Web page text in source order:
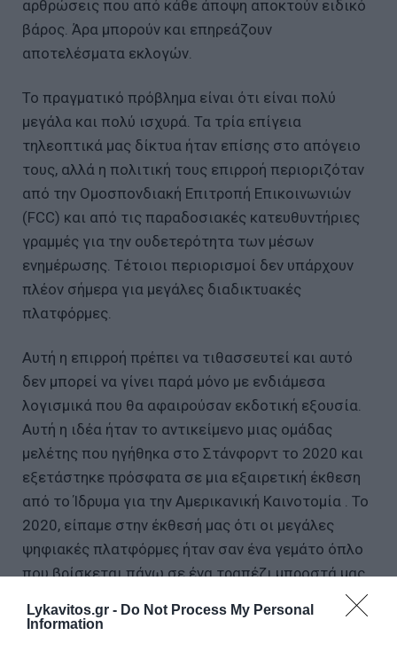
Lykavitos.gr - Do Not Process My Personal
Information
αρθρώσεις που από κάθε άποψη αποκτούν ειδικό
βάρος. Άρα μπορούν και επηρεάζουν
αποτελέσματα εκλογών.
Το πραγματικό πρόβλημα είναι ότι είναι πολύ
μεγάλα και πολύ ισχυρά. Τα τρία επίγεια
τηλεοπτικά μας δίκτυα ήταν επίσης στο απόγειο
τους, αλλά η πολιτική τους επιρροή περιοριζόταν
από την Ομοσπονδιακή Επιτροπή Επικοινωνιών
(FCC) και από τις παραδοσιακές κατευθυντήριες
γραμμές για την ουδετερότητα των μέσων
ενημέρωσης. Τέτοιοι περιορισμοί δεν υπάρχουν
πλέον σήμερα για μεγάλες διαδικτυακές
πλατφόρμες.
Αυτή η επιρροή πρέπει να τιθασσευτεί και αυτό
δεν μπορεί να γίνει παρά μόνο με ενδιάμεσα
λογισμικά που θα αφαιρούσαν εκδοτική εξουσία.
Αυτή η ιδέα ήταν το αντικείμενο μιας ομάδας
μελέτης που ηγήθηκα στο Στάνφορντ το 2020 και
εξετάστηκε πρόσφατα σε μια εξαιρετική έκθεση
από το Ίδρυμα για την Αμερικανική Καινοτομία . Το
2020, είπαμε στην έκθεσή μας ότι οι μεγάλες
ψηφιακές πλατφόρμες ήταν σαν ένα γεμάτο όπλο
που βρίσκεται πάνω σε ένα τραπέζι μπροστά μας
και μπορούσαμε μόνο να ελπίζουμε ότι κανένας
κακόβουλος δεν θα το σήκωνε και θα μας